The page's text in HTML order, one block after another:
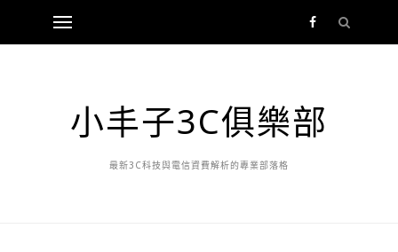
小丰子3C俱樂部
最新3C科技與電信資費解析的專業部落格